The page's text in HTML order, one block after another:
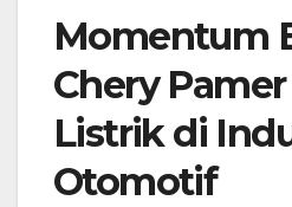
Momentum
Chery
Listrik di
Otomotif